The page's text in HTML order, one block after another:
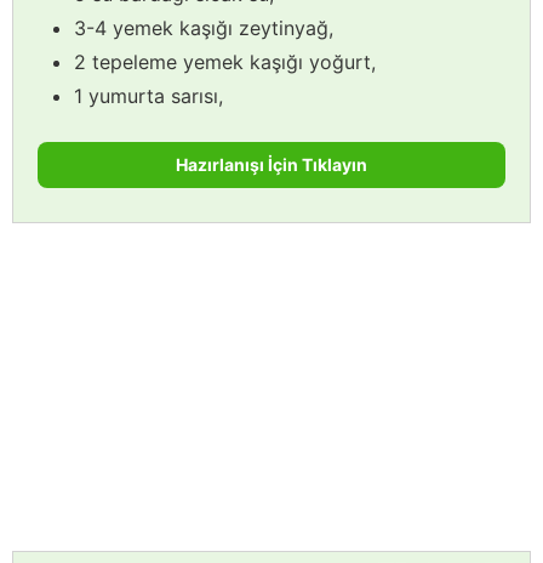
3-4 yemek kaşığı zeytinyağ,
2 tepeleme yemek kaşığı yoğurt,
1 yumurta sarısı,
Hazırlanışı İçin Tıklayın